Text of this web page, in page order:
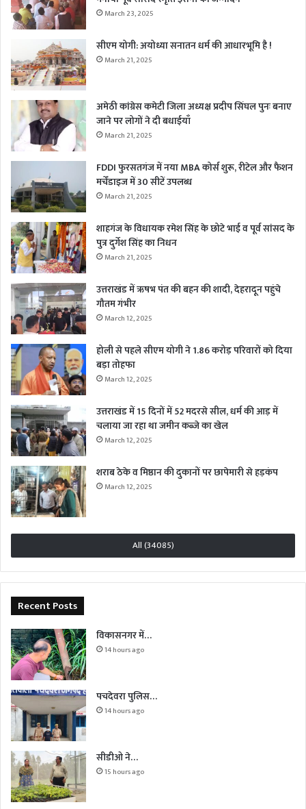
March 23, 2025
सीएम योगी: अयोध्या सनातन धर्म की आधारभूमि है !
March 21, 2025
अमेठी कांग्रेस कमेटी जिला अध्यक्ष प्रदीप सिंघल पुनः बनाए
जाने पर लोगों ने दी बधाईयाँ
March 21, 2025
FDDI फुरसतगंज में नया MBA कोर्स शुरू, रीटेल और फैशन
मर्चेंडाइज में 30 सीटें उपलब्ध
March 21, 2025
शाहगंज के विधायक रमेश सिंह के छोटे भाई व पूर्व सांसद के
पुत्र दुर्गेश सिंह का निधन
March 21, 2025
उत्तराखंड में ऋषभ पंत की बहन की शादी, देहरादून पहुंचे
गौतम गंभीर
March 12, 2025
होली से पहले सीएम योगी ने 1.86 करोड़ परिवारों को दिया
बड़ा तोहफा
March 12, 2025
उत्तराखंड में 15 दिनों में 52 मदरसे सील, धर्म की आड़ में
चलाया जा रहा था जमीन कब्जे का खेल
March 12, 2025
शराब ठेके व मिष्ठान की दुकानों पर छापेमारी से हड़कंप
March 12, 2025
All (34085)
Recent Posts
विकासनगर में…
14 hours ago
पचदेवरा पुलिस…
14 hours ago
सीडीओ ने…
15 hours ago